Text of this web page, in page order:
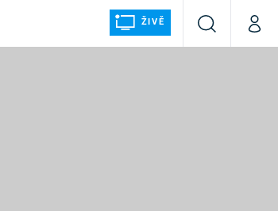
ŽIVĚ
VyhledáváníMůj